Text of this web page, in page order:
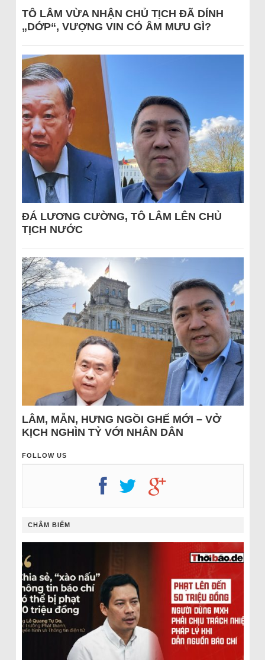
TÔ LÂM VỪA NHẬN CHỦ TỊCH ĐÃ DÍNH
„DỚP“, VƯỢNG VIN CÓ ÂM MƯU GÌ?
ĐÁ LƯƠNG CƯỜNG, TÔ LÂM LÊN CHỦ
TỊCH NƯỚC
LÂM, MẪN, HƯNG NGỒI GHẾ MỚI – VỞ
KỊCH NGHÌN TỶ VỚI NHÂN DÂN
FOLLOW US
CHÂM BIẾM